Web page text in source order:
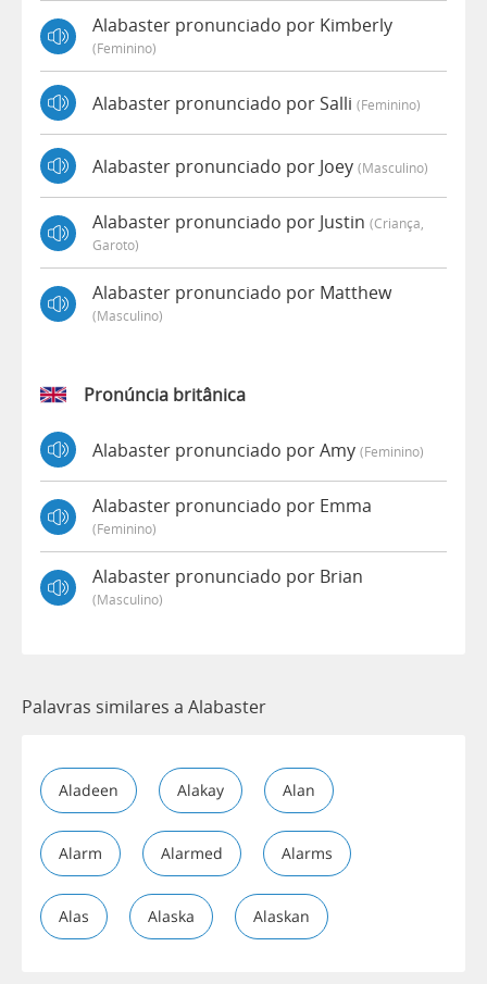
Alabaster pronunciado por Kimberly
(feminino)
Alabaster pronunciado por Salli (feminino)
Alabaster pronunciado por Joey (masculino)
Alabaster pronunciado por Justin (criança,
Garoto)
Alabaster pronunciado por Matthew
(masculino)
Pronúncia britânica
Alabaster pronunciado por Amy (feminino)
Alabaster pronunciado por Emma
(feminino)
Alabaster pronunciado por Brian
(masculino)
Palavras similares a Alabaster
Aladeen Alakay Alan
Alarm Alarmed Alarms
Alas Alaska Alaskan